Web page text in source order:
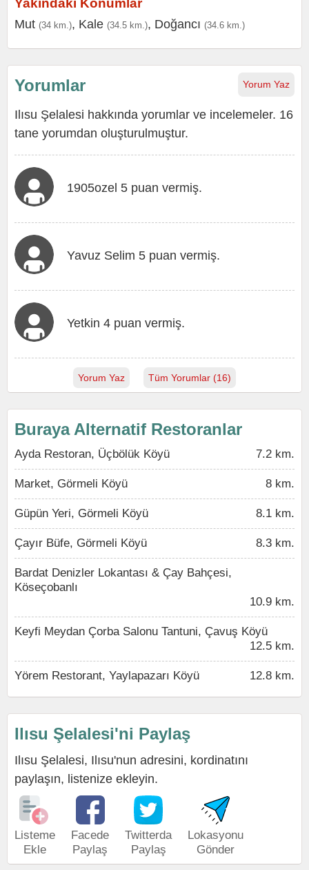
Yakındaki Konumlar
Mut (34 km.), Kale (34.5 km.), Doğancı (34.6 km.)
Yorum Yaz
Yorumlar
Ilısu Şelalesi hakkında yorumlar ve incelemeler. 16
tane yorumdan oluşturulmuştur.
1905ozel 5 puan vermiş.
Yavuz Selim 5 puan vermiş.
Yetkin 4 puan vermiş.
Yorum Yaz Tüm Yorumlar (16)
Buraya Alternatif Restoranlar
Ayda Restoran, Üçbölük Köyü 7.2 km.
Market, Görmeli Köyü 8 km.
Güpün Yeri, Görmeli Köyü 8.1 km.
Çayır Büfe, Görmeli Köyü 8.3 km.
Bardat Denizler Lokantası & Çay Bahçesi,
Köseçobanlı
10.9 km.
Keyfi Meydan Çorba Salonu Tantuni, Çavuş Köyü
12.5 km.
Yörem Restorant, Yaylapazarı Köyü 12.8 km.
Ilısu Şelalesi'ni Paylaş
Ilısu Şelalesi, Ilısu'nun adresini, kordinatını
paylaşın, listenize ekleyin.
Listeme
Ekle
Facede
Paylaş
Twitterda
Paylaş
Lokasyonu
Gönder